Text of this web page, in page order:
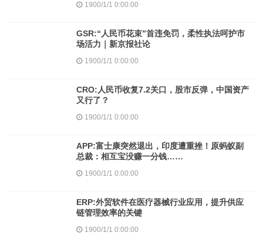
1900/1/1 0:00:00
GSR:“人民币花束”首违免罚，柔性执法呵护市
场活力｜新京报社论
1900/1/1 0:00:00
CRO:人民币收复7.2关口，股市反弹，中国资产
又行了？
1900/1/1 0:00:00
APP:富士康突然退出，印度遭重挫！原蚂蚁副
总裁：相互宝没赚一分钱……
1900/1/1 0:00:00
ERP:外贸软件在医疗器械行业应用，提升供应
链管理效率的关键
1900/1/1 0:00:00